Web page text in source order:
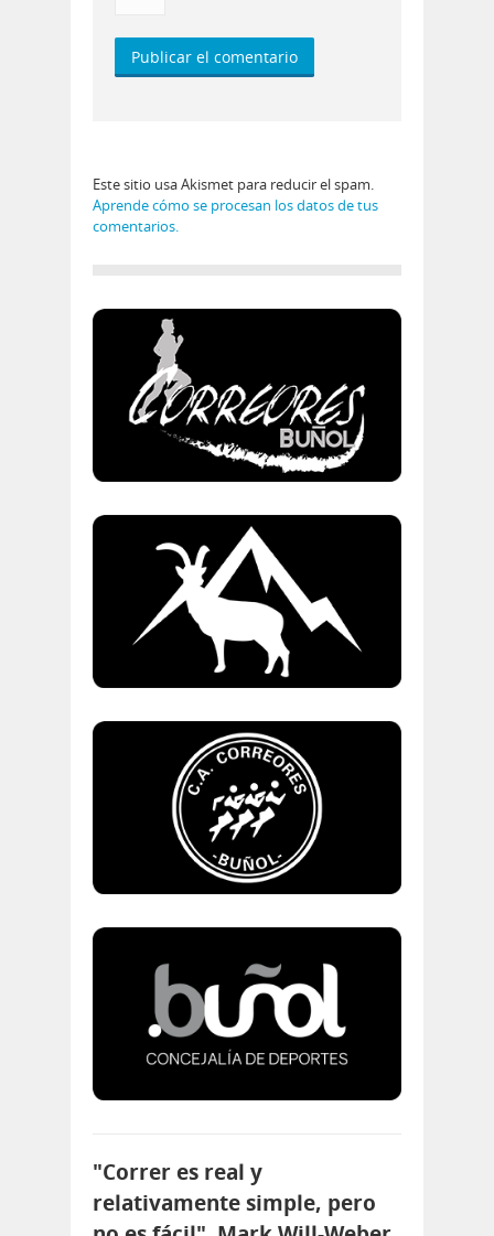
Este sitio usa Akismet para reducir el spam.
Aprende cómo se procesan los datos de tus
comentarios.
"Correr es real y
relativamente simple, pero